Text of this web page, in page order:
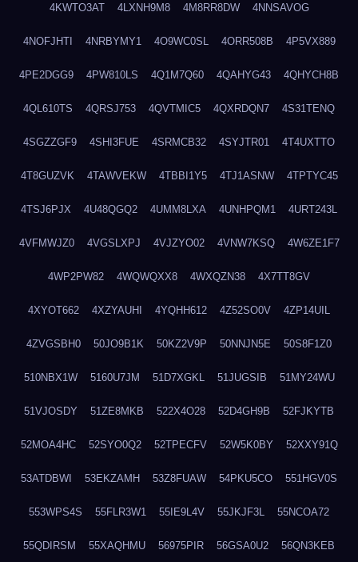
4KWTO3AT 4LXNH9M8 4M8RR8DW 4NNSAVOG
4NOFJHTI 4NRBYMY1 4O9WC0SL 4ORR508B 4P5VX889
4PE2DGG9 4PW810LS 4Q1M7Q60 4QAHYG43 4QHYCH8B
4QL610TS 4QRSJ753 4QVTMIC5 4QXRDQN7 4S31TENQ
4SGZZGF9 4SHI3FUE 4SRMCB32 4SYJTR01 4T4UXTTO
4T8GUZVK 4TAWVEKW 4TBBI1Y5 4TJ1ASNW 4TPTYC45
4TSJ6PJX 4U48QGQ2 4UMM8LXA 4UNHPQM1 4URT243L
4VFMWJZ0 4VGSLXPJ 4VJZYO02 4VNW7KSQ 4W6ZE1F7
4WP2PW82 4WQWQXX8 4WXQZN38 4X7TT8GV
4XYOT662 4XZYAUHI 4YQHH612 4Z52SO0V 4ZP14UIL
4ZVGSBH0 50JO9B1K 50KZ2V9P 50NNJN5E 50S8F1Z0
510NBX1W 5160U7JM 51D7XGKL 51JUGSIB 51MY24WU
51VJOSDY 51ZE8MKB 522X4O28 52D4GH9B 52FJKYTB
52MOA4HC 52SYO0Q2 52TPECFV 52W5K0BY 52XXY91Q
53ATDBWI 53EKZAMH 53Z8FUAW 54PKU5CO 551HGV0S
553WPS4S 55FLR3W1 55IE9L4V 55JKJF3L 55NCOA72
55QDIRSM 55XAQHMU 56975PIR 56GSA0U2 56QN3KEB